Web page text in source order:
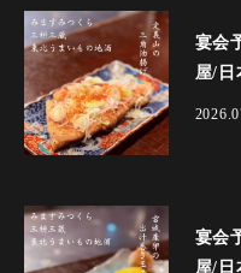
宴会
屋/日
宴会
屋/日